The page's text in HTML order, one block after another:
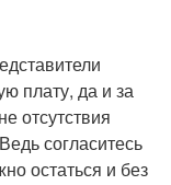
плату, да и за
отсутствия
согласитесь
остаться и без